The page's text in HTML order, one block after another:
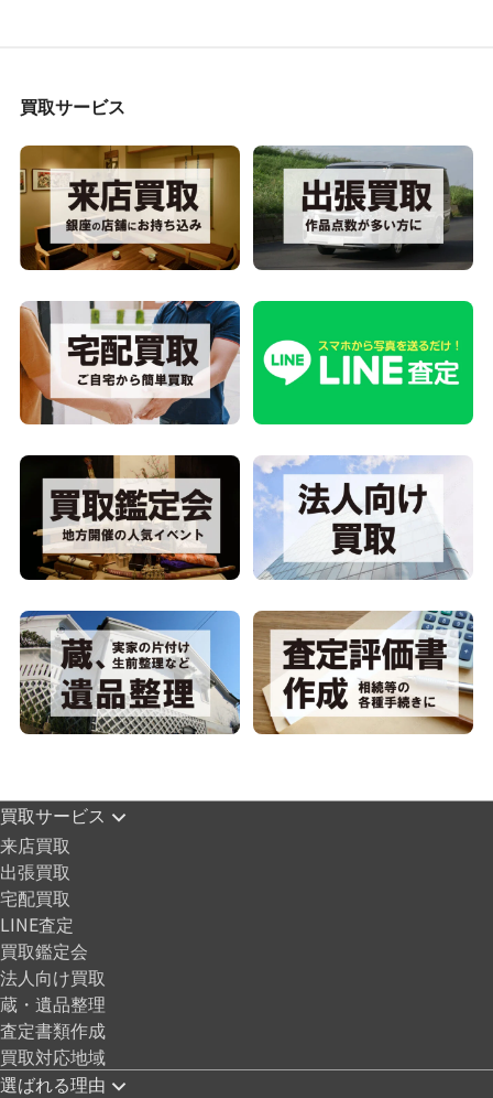
買取サービス
買取サービス
来店買取
出張買取
宅配買取
LINE査定
買取鑑定会
法人向け買取
蔵・遺品整理
査定書類作成
買取対応地域
選ばれる理由